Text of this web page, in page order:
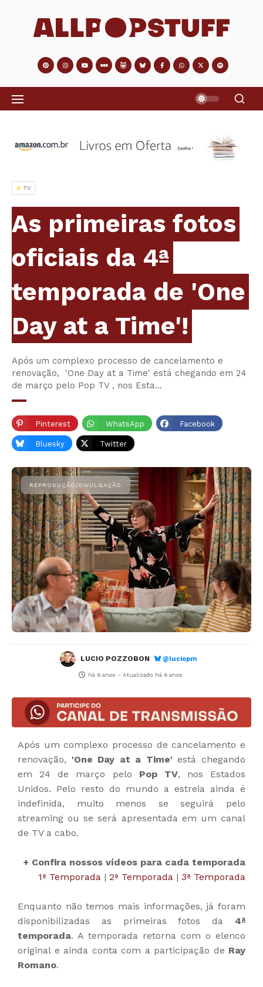
TV
As primeiras fotos
oficiais da 4ª
temporada de 'One
Day at a Time'!
Após um complexo processo de cancelamento e
renovação, 'One Day at a Time' está chegando em 24
de março pelo Pop TV , nos Esta…
Pinterest WhatsApp Facebook
Bluesky Twitter
LUCIO POZZOBON @luciopm
há 6 anos - Atualizado há 6 anos
Após um complexo processo de cancelamento e
renovação, 'One Day at a Time'está chegando
em 24 de março pelo Pop TV, nos Estados
Unidos. Pelo resto do mundo a estreia ainda é
indefinida, muito menos se seguirá pelo
streaming ou se será apresentada em um canal
de TV a cabo.
+ Confira nossos vídeos para cada temporada
1ª Temporada | 2ª Temporada | 3ª Temporada
Enquanto não temos mais informações, já foram
disponibilizadas as primeiras fotos da 4ª
temporada. A temporada retorna com o elenco
original e ainda conta com a participação de Ray
Romano.